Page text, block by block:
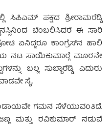
ಸಿಪಿಎಮ್ ಪಕ್ಷದ ಶ್ರೀರಾಮರೆಡ್ಡಿ
ಬೆಂಬಲಿಸಿದರೆ ಈ ಸಾರಿ
ಏನಿದ್ದರೂ ಕಾಂಗ್ರೆಸ್‍ನ ಹಾಲಿ
ನಟ ಸಾಯಿಕುಮಾರ್‍ಗೆ ಮೂರನೇ
ಬಲ್ಲ ಸುಬ್ಬಾರೆಡ್ಡಿ ಎದುರು
ಸೈ.
ಬಂಡಾಯವೇ ಗಮನ ಸೆಳೆಯುವಂತಿದೆ.
ಮತ್ತು ರವಿಕುಮಾರ್ ನಡುವೆ